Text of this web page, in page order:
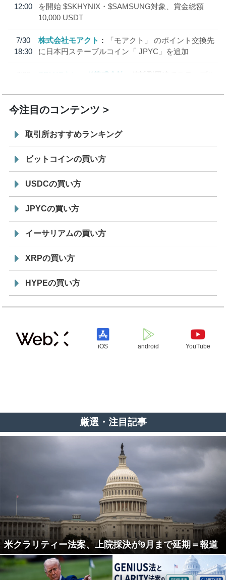
12:00
を開始 $SKHYNIX・$SAMSUNG対象、賞金総額
10,000 USDT
7/30
18:30
株式会社モアクト
「モアクト」 のポイント交換先
に日本円ステーブルコイン「 JPYC」を追加
7/29
SBI VCトレード株式会社
信託型円建てステーブル
今注目のコンテンツ
取引所おすすめランキング
ビットコインの買い方
USDCの買い方
JPYCの買い方
イーサリアムの買い方
XRPの買い方
HYPEの買い方
iOS android YouTube
厳選・注目記事
米クラリティー法案、上院採決が9月まで延期＝報道